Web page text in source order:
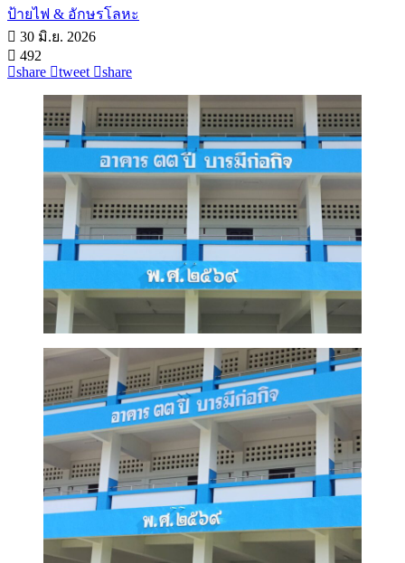
ป้ายไฟ & อักษรโลหะ
30 มิ.ย. 2026
492
share
tweet share